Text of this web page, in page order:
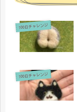
100日チャレンジ
100日チャレンジ